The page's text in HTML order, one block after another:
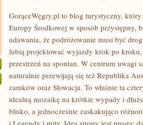
GÓRY
TREKKING
GorąceWęgry.pl to blog turystyczny,
Europy Środkowej w sposób przystępny,
udawania, że podróżowanie musi być
lubią projektować wyjazdy krok po kroku,
przestrzeń na spontan. W centrum uwagi
naturalnie przewijają się też Republika
zamków oraz Słowacja. To właśnie ta
idealną mozaikę na krótkie wypady i
blisko, a jednocześnie zaskakująco
i Legendy i mity. Idea strony jest prosta: